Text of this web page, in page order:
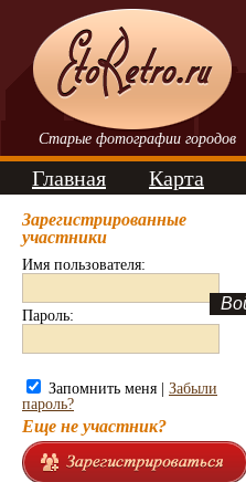
Старые фотографии городов
Главная Карта
Зарегистрированные
участники
Имя пользователя:
Пароль:
Запомнить меня | Забыли
пароль?
Еще не участник?